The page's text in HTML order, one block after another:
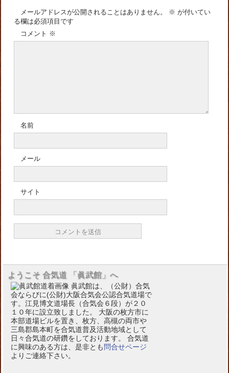
メールアドレスが公開されることはありません。 ※ が付いてい
る欄は必須項目です
コメント ※
名前
メール
サイト
ようこそ 合気道 「眞武館」へ
眞武館は、（公財）合気
会ならびに(公財)大阪合気会公認合気道場で
す。江見博文道場長（合気会６段）が２０
１０年に設立致しました。 大阪の枚方市に
本部道場ビルを置き、枚方、高槻の両市や
三島郡島本町を合気道普及活動地域として
日々合気道の研鑽をしております。 合気道
に興味のある方は、是非とも 問合せページ
よりご連絡下さい。